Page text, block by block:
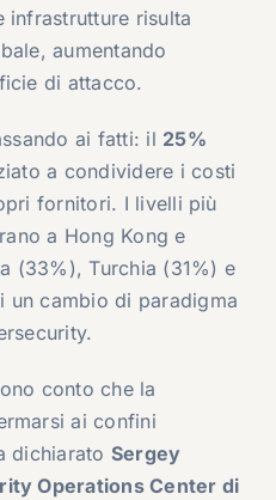
infrastrutture risulta
aumentando
di attacco.
ai fatti: il 25%
a condividere i costi
fornitori. I livelli più
a Hong Kong e
(33%), Turchia (31%) e
un cambio di paradigma
conto che la
ai confini
dichiarato Sergey
Operations Center di